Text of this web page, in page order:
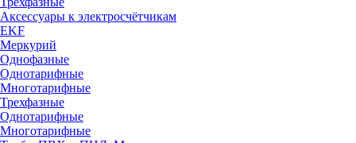
Аксессуары к электросчётчикам
EKF
Меркурий
Однофазные
Однотарифные
Многотарифные
Трехфазные
Однотарифные
Многотарифные